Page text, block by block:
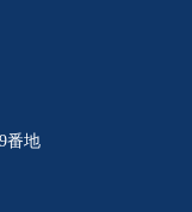
番地